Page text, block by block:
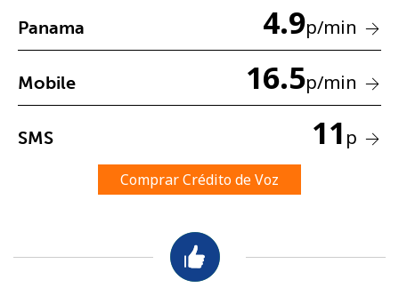
No se ha creado una contraseña
Una letra mayúscula y una minúscula
Un número
Mantente en contacto para recibir nuestras mejores
Panama 4.9p/min
Mobile 16.5p/min
SMS 11 p
Comprar Crédito de Voz